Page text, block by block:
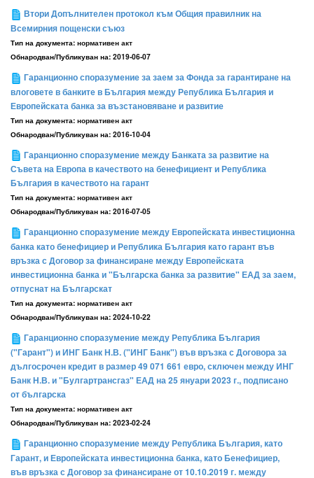
Втори Допълнителен протокол към Общия правилник на
Всемирния пощенски съюз
Тип на документа: нормативен акт
Обнародван/Публикуван на: 2019-06-07
Гаранционно споразумение за заем за Фонда за гарантиране на
влоговете в банките в България между Република България и
Европейската банка за възстановяване и развитие
Тип на документа: нормативен акт
Обнародван/Публикуван на: 2016-10-04
Гаранционно споразумение между Банката за развитие на
Съвета на Европа в качеството на бенефициент и Република
България в качеството на гарант
Тип на документа: нормативен акт
Обнародван/Публикуван на: 2016-07-05
Гаранционно споразумение между Европейската инвестиционна
банка като бенефициер и Република България като гарант във
връзка с Договор за финансиране между Европейската
инвестиционна банка и "Българска банка за развитиe" ЕАД за заем,
отпуснат на Българскат
Тип на документа: нормативен акт
Обнародван/Публикуван на: 2024-10-22
Гаранционно споразумение между Република България
("Гарант") и ИНГ Банк Н.В. ("ИНГ Банк") във връзка с Договора за
дългосрочен кредит в размер 49 071 661 евро, сключен между ИНГ
Банк Н.В. и "Булгартрансгаз" ЕАД на 25 януари 2023 г., подписано
от българска
Тип на документа: нормативен акт
Обнародван/Публикуван на: 2023-02-24
Гаранционно споразумение между Република България, като
Гарант, и Европейската инвестиционна банка, като Бенефициер,
във връзка с Договор за финансиране от 10.10.2019 г. между